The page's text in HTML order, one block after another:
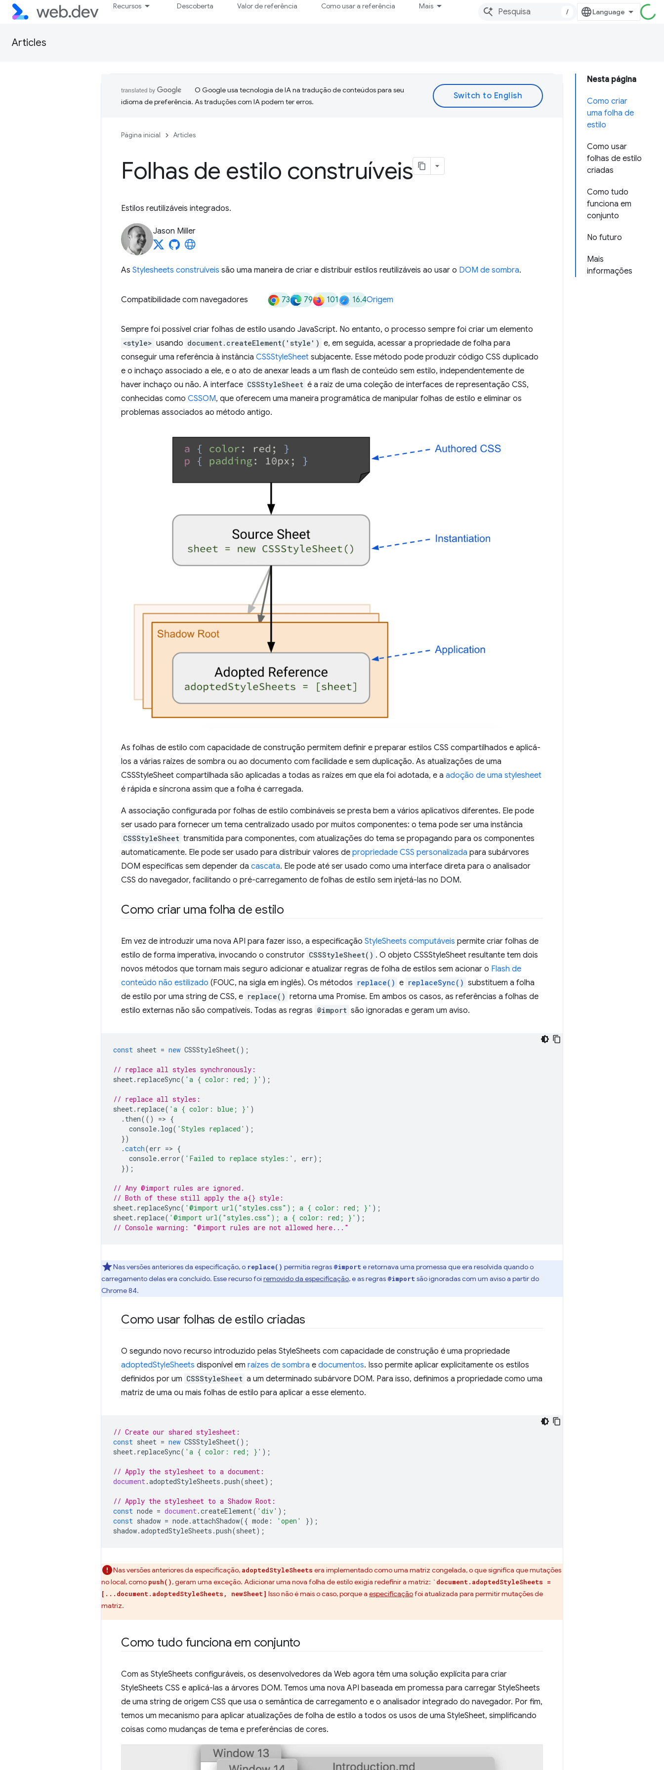
Recursos Descoberta Valor de referência Como usar a referência Mais
/
Articles
Nesta página
Como criar
uma folha de
estilo
Como usar
folhas de estilo
criadas
Como tudo
funciona em
conjunto
No futuro
Mais
informações
O Google usa tecnologia de IA na tradução de conteúdos para seu
idioma de preferência. As traduções com IA podem ter erros.
Página inicial Articles
Folhas de estilo construíveis
Estilos reutilizáveis integrados.
Jason Miller
As Stylesheets construíveis são uma maneira de criar e distribuir estilos reutilizáveis ao usar o DOM de sombra.
Compatibilidade com navegadores 73 79 101 16.4Origem
Sempre foi possível criar folhas de estilo usando JavaScript. No entanto, o processo sempre foi criar um elemento
<style> usando document.createElement('style') e, em seguida, acessar a propriedade de folha para
conseguir uma referência à instância CSSStyleSheet subjacente. Esse método pode produzir código CSS duplicado
e o inchaço associado a ele, e o ato de anexar leads a um flash de conteúdo sem estilo, independentemente de
haver inchaço ou não. A interface CSSStyleSheet é a raiz de uma coleção de interfaces de representação CSS,
conhecidas como CSSOM, que oferecem uma maneira programática de manipular folhas de estilo e eliminar os
problemas associados ao método antigo.
As folhas de estilo com capacidade de construção permitem definir e preparar estilos CSS compartilhados e aplicá-
los a várias raízes de sombra ou ao documento com facilidade e sem duplicação. As atualizações de uma
CSSStyleSheet compartilhada são aplicadas a todas as raízes em que ela foi adotada, e a adoção de uma stylesheet
é rápida e síncrona assim que a folha é carregada.
A associação configurada por folhas de estilo combináveis se presta bem a vários aplicativos diferentes. Ele pode
ser usado para fornecer um tema centralizado usado por muitos componentes: o tema pode ser uma instância
CSSStyleSheet transmitida para componentes, com atualizações do tema se propagando para os componentes
automaticamente. Ele pode ser usado para distribuir valores de propriedade CSS personalizada para subárvores
DOM específicas sem depender da cascata. Ele pode até ser usado como uma interface direta para o analisador
CSS do navegador, facilitando o pré-carregamento de folhas de estilo sem injetá-las no DOM.
Como criar uma folha de estilo
Em vez de introduzir uma nova API para fazer isso, a especificação StyleSheets computáveis permite criar folhas de
estilo de forma imperativa, invocando o construtor CSSStyleSheet() . O objeto CSSStyleSheet resultante tem dois
novos métodos que tornam mais seguro adicionar e atualizar regras de folha de estilos sem acionar o Flash de
conteúdo não estilizado (FOUC, na sigla em inglês). Os métodos replace() e replaceSync() substituem a folha
de estilo por uma string de CSS, e replace() retorna uma Promise. Em ambos os casos, as referências a folhas de
estilo externas não são compatíveis. Todas as regras @import são ignoradas e geram um aviso.
const sheet = new CSSStyleSheet();
// replace all styles synchronously:
sheet. replaceSync( 'a { color: red; }' );
// replace all styles:
sheet. replace( 'a { color: blue; }' )
. then(() => {
console. log( 'Styles replaced' );
})
.catch(err => {
console. error( 'Failed to replace styles:' , err);
});
// Any @import rules are ignored.
// Both of these still apply the a{} style:
sheet. replaceSync( '@import url("styles.css"); a { color: red; }' );
sheet. replace( '@import url("styles.css"); a { color: red; }' );
// Console warning: "@import rules are not allowed here..."
Nas versões anteriores da especificação, o replace() permitia regras @importe retornava uma promessa que era resolvida quando o
carregamento delas era concluído. Esse recurso foi removido da especificação, e as regras @importsão ignoradas com um aviso a partir do
Chrome 84.
Como usar folhas de estilo criadas
O segundo novo recurso introduzido pelas StyleSheets com capacidade de construção é uma propriedade
adoptedStyleSheets disponível em raízes de sombra e documentos. Isso permite aplicar explicitamente os estilos
definidos por um CSSStyleSheet a um determinado subárvore DOM. Para isso, definimos a propriedade como uma
matriz de uma ou mais folhas de estilo para aplicar a esse elemento.
// Create our shared stylesheet:
const sheet = new CSSStyleSheet();
sheet. replaceSync( 'a { color: red; }' );
// Apply the stylesheet to a document:
document.adoptedStyleSheets .push(sheet);
// Apply the stylesheet to a Shadow Root:
const node = document.createElement( 'div' );
const shadow = node.attachShadow({ mode : 'open'
});
shadow.adoptedStyleSheets .push(sheet);
Nas versões anteriores da especificação, adoptedStyleSheets era implementado como uma matriz congelada, o que significa que mutações
no local, como push(), geram uma exceção. Adicionar uma nova folha de estilo exigia redefinir a matriz: `document.adoptedStyleSheets =
[...document.adoptedStyleSheets, newSheet] Isso não é mais o caso, porque a especificaçãofoi atualizada para permitir mutações de
matriz.
Como tudo funciona em conjunto
Com as StyleSheets configuráveis, os desenvolvedores da Web agora têm uma solução explícita para criar
StyleSheets CSS e aplicá-las a árvores DOM. Temos uma nova API baseada em promessa para carregar StyleSheets
de uma string de origem CSS que usa o semântica de carregamento e o analisador integrado do navegador. Por fim,
temos um mecanismo para aplicar atualizações de folha de estilo a todos os usos de uma StyleSheet, simplificando
coisas como mudanças de tema e preferências de cores.